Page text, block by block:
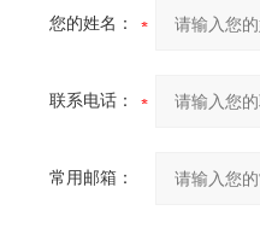
您的姓名：
联系电话：
常用邮箱：